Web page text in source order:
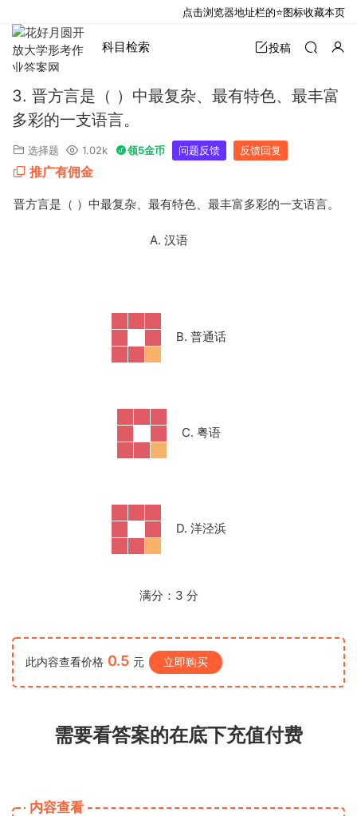
科目检索 投稿
3. 晋方言是（ ）中最复杂、最有特色、最丰富
多彩的一支语言。
选择题 1.02k 领5金币 问题反馈 反馈回复
推广有佣金
晋方言是（ ）中最复杂、最有特色、最丰富多彩的一支语言。
A. 汉语
B. 普通话
C. 粤语
D. 洋泾浜
满分： 3 分
此内容查看价格 0.5 元 立即购买
需要看答案的在底下充值付费
内容查看
点击浏览器地址栏的⭐图标收藏本页